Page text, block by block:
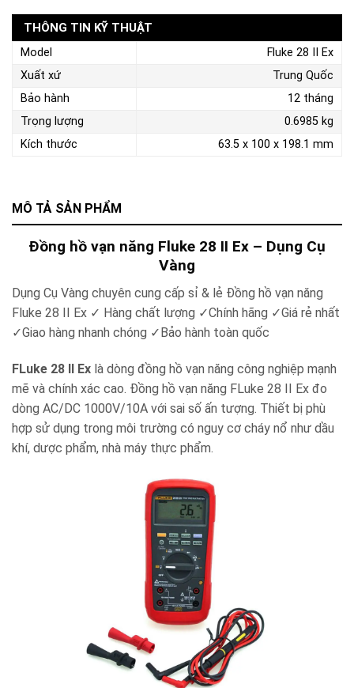
MÔ TẢ SẢN PHẨM
Đồng hồ vạn năng Fluke 28 II Ex – Dụng Cụ
Vàng
Dụng Cụ Vàng chuyên cung cấp sỉ & lẻ Đồng hồ vạn năng
Fluke 28 II Ex ✓ Hàng chất lượng ✓Chính hãng ✓Giá rẻ nhất
✓Giao hàng nhanh chóng ✓Bảo hành toàn quốc
FLuke 28 II Ex là dòng đồng hồ vạn năng công nghiệp mạnh
mẽ và chính xác cao. Đồng hồ vạn năng FLuke 28 II Ex đo
dòng AC/DC 1000V/10A với sai số ấn tượng. Thiết bị phù
hợp sử dụng trong môi trường có nguy cơ cháy nổ như dầu
khí, dược phẩm, nhà máy thực phẩm.
THÔNG TIN KỸ THUẬT
Model
Fluke 28 II Ex
Xuất xứ
Trung Quốc
Bảo hành
12 tháng
Trọng lượng
0.6985 kg
Kích thước
63.5 x 100 x 198.1 mm